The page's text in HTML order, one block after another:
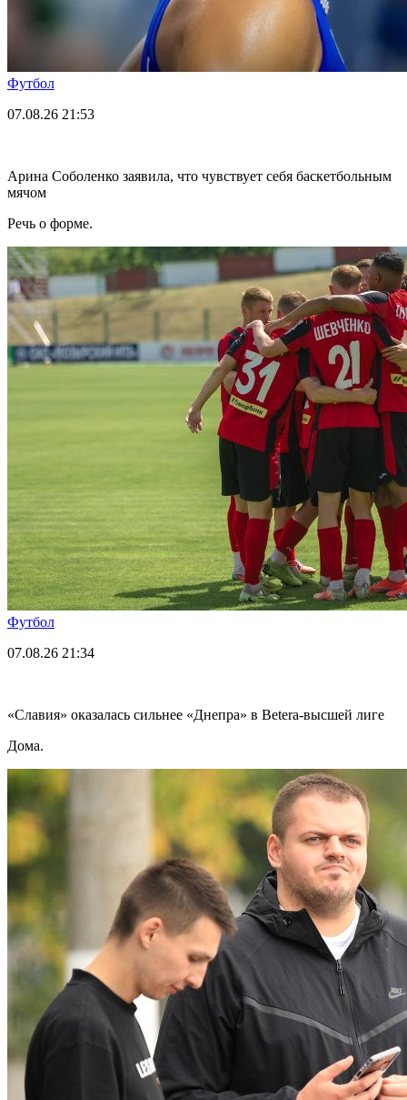
Футбол
07.08.26 21:53
Арина Соболенко заявила, что чувствует себя баскетбольным
мячом
Речь о форме.
Футбол
07.08.26 21:34
«Славия» оказалась сильнее «Днепра» в Betera-высшей лиге
Дома.